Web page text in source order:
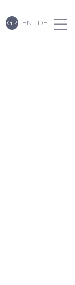
GR EN DE